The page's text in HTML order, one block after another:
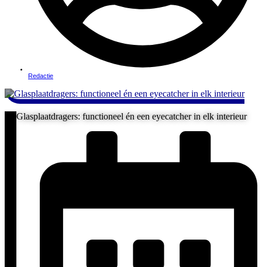
Redactie
Glasplaatdragers: functioneel én een eyecatcher in elk interieur